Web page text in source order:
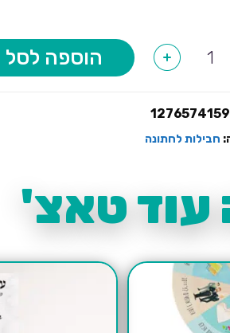
+ הוספה לסל
1276574159
חבילות לחתונה
עוד טאצ'